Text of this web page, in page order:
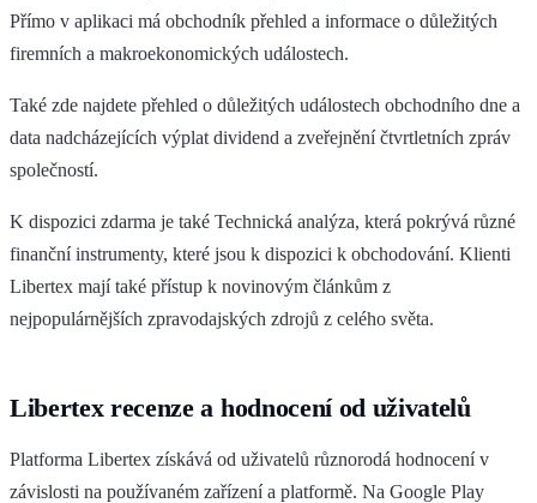
Přímo v aplikaci má obchodník přehled a informace o důležitých
firemních a makroekonomických událostech.
Také zde najdete přehled o důležitých událostech obchodního dne a
data nadcházejících výplat dividend a zveřejnění čtvrtletních zpráv
společností.
K dispozici zdarma je také Technická analýza, která pokrývá různé
finanční instrumenty, které jsou k dispozici k obchodování. Klienti
Libertex mají také přístup k novinovým článkům z
nejpopulárnějších zpravodajských zdrojů z celého světa.
Libertex recenze a hodnocení od uživatelů
Platforma Libertex získává od uživatelů různorodá hodnocení v
závislosti na používaném zařízení a platformě. Na Google Play